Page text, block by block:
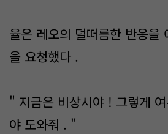
율은 레오의 덜떠름한 반응을
을 요청했다 .
" 지금은 비상시야 ! 그렇게
야 도와줘 . "